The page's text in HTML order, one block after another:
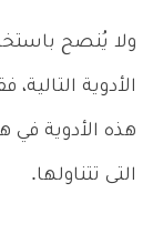
ولا يُنصح
الأدوية
هذه الأدوية في
التى تتناولها.